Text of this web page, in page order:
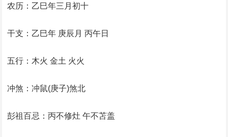
农历：乙巳年三月初十
干支：乙巳年 庚辰月 丙午日
五行：木火 金土 火火
冲煞：冲鼠(庚子)煞北
彭祖百忌：丙不修灶 午不苫盖